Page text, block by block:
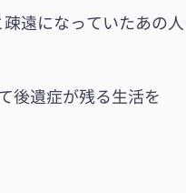
遠になっていたあの
後遺症が残る生活を